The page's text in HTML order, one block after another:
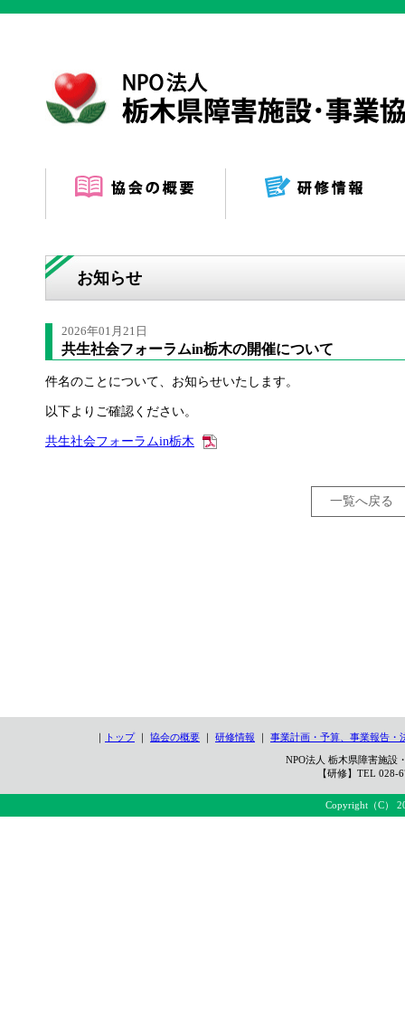
お知らせ
2026年01月21日
共生社会フォーラムin栃木の開催について
件名のことについて、お知らせいたします。
以下よりご確認ください。
共生社会フォーラムin栃木
一覧へ戻る
｜ トップ｜ 協会の概要 ｜ 研修情報 ｜ 事業計画・予算、事業報告・
NPO法人 栃木県障害施
【研修】TEL
Copyright（C）